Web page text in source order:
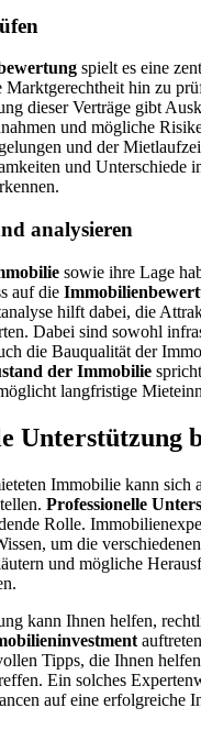
spielt es eine
Marktgerechtheit hin zu
dieser Verträge gibt
und mögliche
und der
und Unterschiede
analysieren
sowie ihre Lage
auf die
hilft dabei, die
Dabei sind sowohl
die Bauqualität der
der Immobilie
langfristige
Unterstützung
Immobilie kann sich
Professionelle
Rolle.
um die
und mögliche
kann Ihnen helfen,
Tipps, die Ihnen
Ein solches
auf eine erfolgreiche